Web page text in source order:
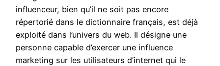
influenceur, bien qu’il ne soit pas encore
répertorié dans le dictionnaire français, est déjà
exploité dans l’univers du web. Il désigne une
personne capable d’exercer une influence
marketing sur les utilisateurs d’internet qui le